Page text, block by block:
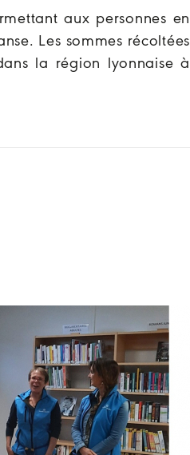
aux personnes en
Les sommes récoltées
la région lyonnaise à